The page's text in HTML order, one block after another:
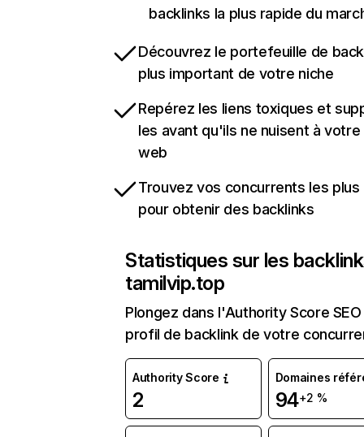
backlinks la plus rapide du
Découvrez le portefeuille de
plus important de votre niche
Repérez les liens toxiques et
les avant qu'ils ne nuisent à
web
Trouvez vos concurrents les
pour obtenir des backlinks
Statistiques sur les
tamilvip.top
Plongez dans l'Authority Score
profil de backlink de votre
Authority Score
2
Domaines
94+2 %